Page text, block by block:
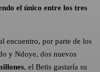
el único entre los tres
encuentro, por parte de los
y Ndoye, dos nuevos
, el Betis gastaría su